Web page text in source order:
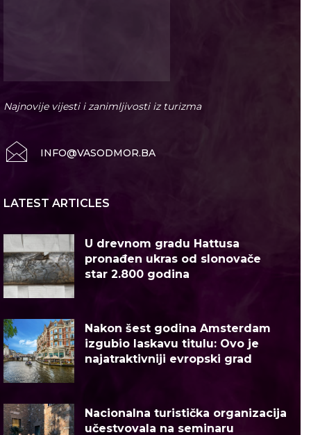
Najnovije vijesti i zanimljivosti iz turizma
INFO@VASODMOR.BA
LATEST ARTICLES
U drevnom gradu Hattusa
pronađen ukras od slonovače
star 2.800 godina
Nakon šest godina Amsterdam
izgubio laskavu titulu: Ovo je
najatraktivniji evropski grad
Nacionalna turistička organizacija
učestvovala na seminaru